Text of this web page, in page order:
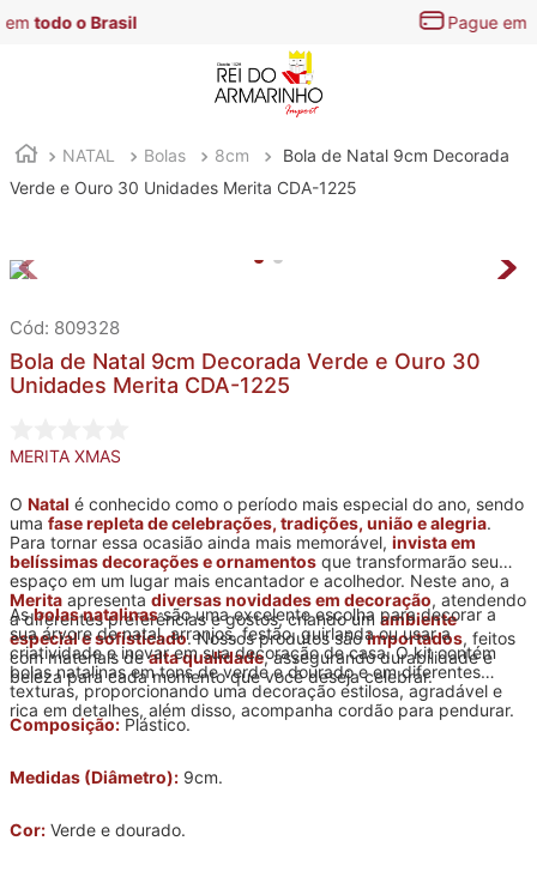
NATAL Bolas 8cm
Bola de Natal 9cm Decorada
Verde e Ouro 30 Unidades Merita CDA-1225
: 809328
Bola de Natal 9cm Decorada Verde e Ouro 30
Unidades Merita CDA-1225
MERITA XMAS
O Natal é conhecido como o período mais especial do ano, sendo
uma fase repleta de celebrações, tradições, união e alegria.
Para tornar essa ocasião ainda mais memorável, invista em
belíssimas decorações e ornamentos que transformarão seu
espaço em um lugar mais encantador e acolhedor. Neste ano, a
Merita apresenta diversas novidades em decoração, atendendo
a diferentes preferências e gostos, criando um ambiente
especial e sofisticado. Nossos produtos sãoimportados, feitos
com materiais dealta qualidade, assegurando durabilidade e
beleza para cada momento que você deseja celebrar.
Asbolas natalinassão uma excelente escolha para decorar a
sua árvore de natal, arranjos, festão, guirlanda ou usar a
criatividade e inovar em sua decoração de casa. O kit contém
bolas natalinas em tons de verde e dourado e em diferentes
texturas, proporcionando uma decoração estilosa, agradável e
rica em detalhes, além disso, acompanha cordão para pendurar.
Composição: Plástico.
Medidas (Diâmetro): 9cm.
Cor: Verde e dourado.